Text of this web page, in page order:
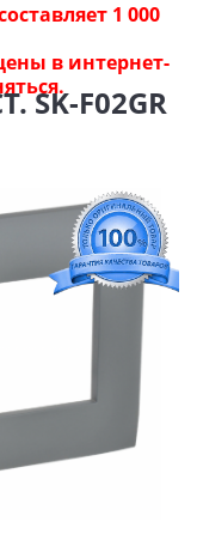
1 000
в интернет-
SK-F02GR